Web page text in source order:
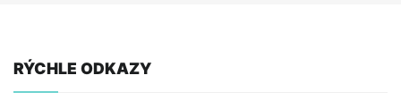
RÝCHLE ODKAZY